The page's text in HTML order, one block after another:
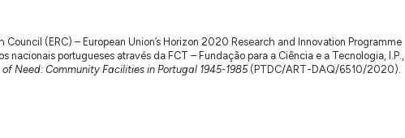
(ERC) – European Union’s Horizon 2020 Research and Innovation Programme
nacionais portugueses através da FCT – Fundação para a Ciência e a Tecnologia, I.P.,
Need: Community Facilities in Portugal 1945-1985(PTDC/ART-DAQ/6510/2020).